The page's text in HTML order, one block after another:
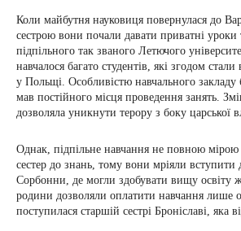
Коли майбутня науковиця повернулася до
сестрою вони почали давати приватні уроки
підпільного так званого Летючого
навчалося багато студентів, які згодом
у Польщі. Особливістю навчального закладу
мав постійного місця проведення занять.
дозволяла уникнути терору з боку царської
Однак, підпільне навчання не повною мірою
сестер до знань, тому вони мріяли вступити
Сорбонни, де могли здобувати вищу освіту
родини дозволяли оплатити навчання лише
поступилася старшій сестрі Броніславі, яка